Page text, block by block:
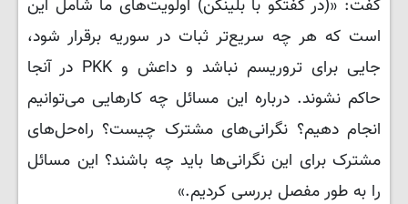
گفت: «(در گفتگو با بلینکن) اولویت‌های ما شامل این
است که هر چه سریع‌تر ثبات در سوریه برقرار شود،
جایی برای تروریسم نباشد و داعش و PKK در آنجا
حاکم نشوند. درباره این مسائل چه کارهایی می‌توانیم
انجام دهیم؟ نگرانی‌های مشترک چیست؟ راه‌حل‌های
مشترک برای این نگرانی‌ها باید چه باشند؟ این مسائل
را به طور مفصل بررسی کردیم.»